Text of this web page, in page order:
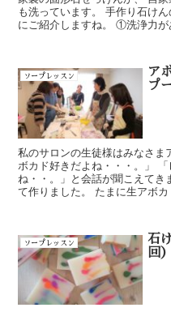
も洗っています。 手作り石け
にご紹介しますね。 ①洗浄力が
ソープレッスン
ア
プ
私のサロンの生徒様はみなさま
ボカド好きだよね・・・。」
ね・・。」と会話が聞こえてき
て作りました。 たまに生アボカ
ソープレッスン
石
回）